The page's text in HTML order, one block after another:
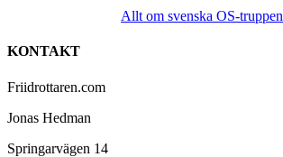
Allt om svenska OS-truppen
KONTAKT
Friidrottaren.com
Jonas Hedman
Springarvägen 14